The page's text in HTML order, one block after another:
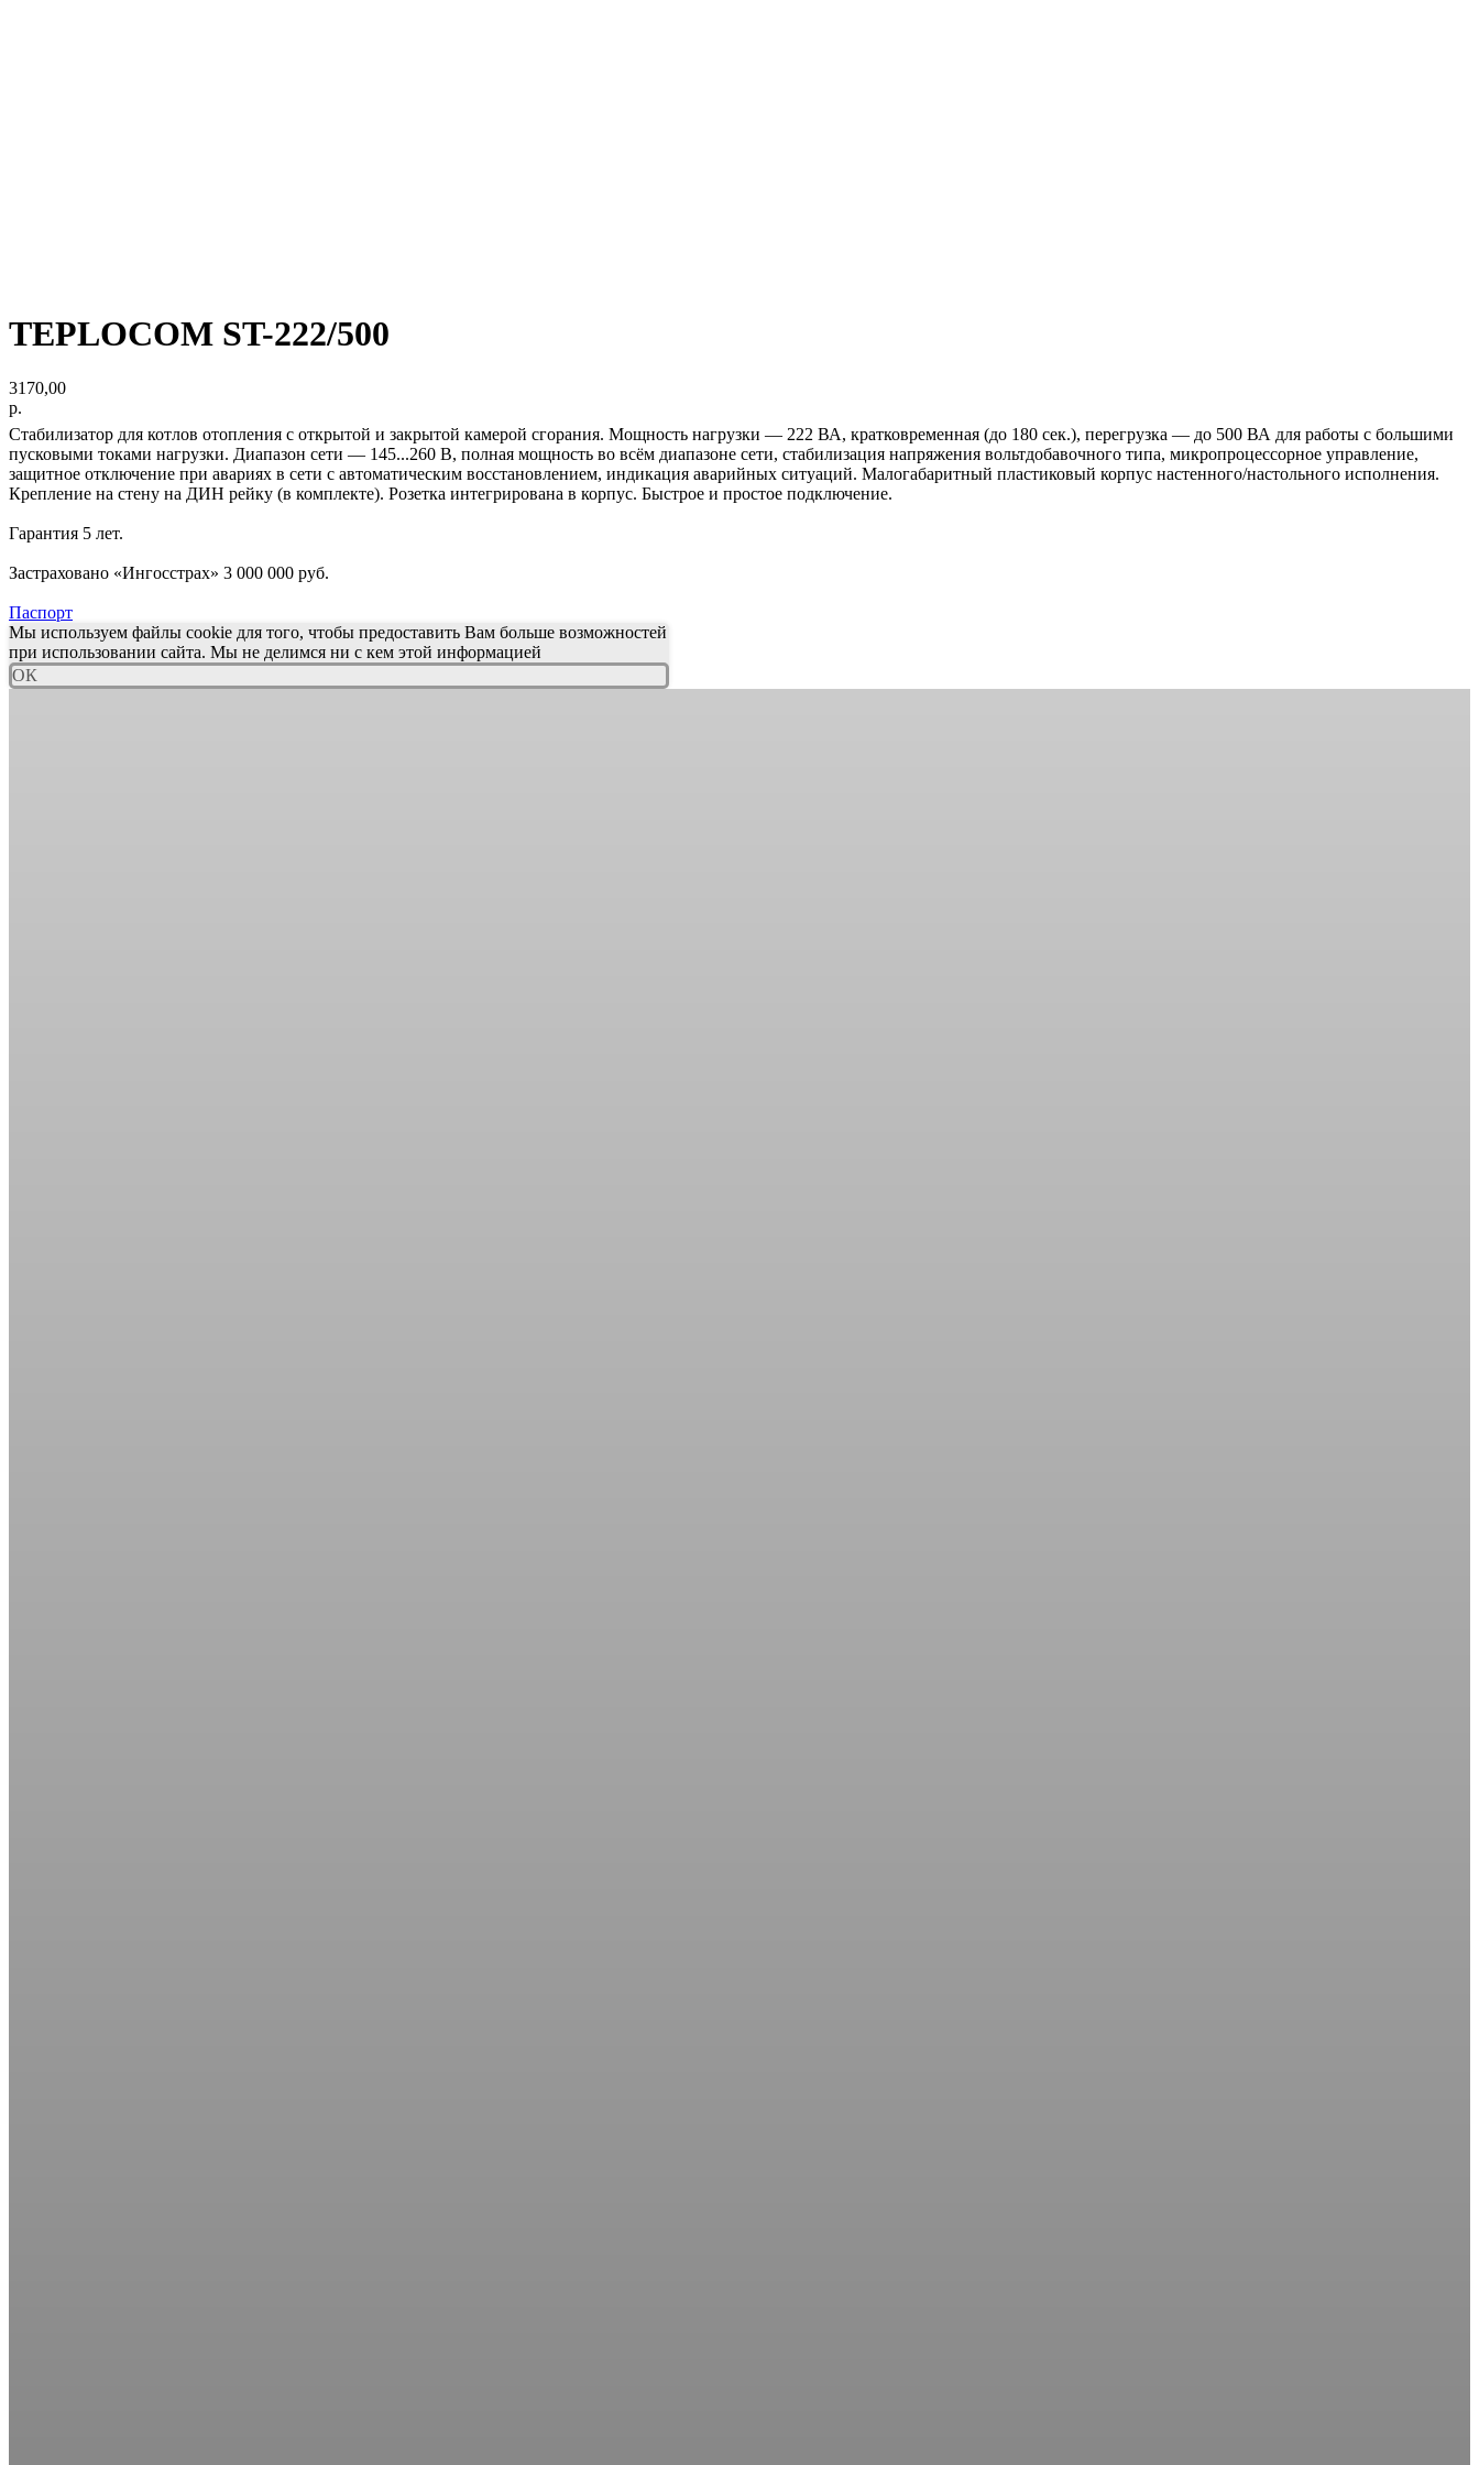
TEPLOCOM ST-222/500
3170,00
р.
Стабилизатор для котлов отопления с открытой и закрытой камерой сгорания. Мощность нагрузки — 222 ВА, кратковременная (до 180 сек.), перегрузка — до 500 ВА для работы с большими
пусковыми токами нагрузки. Диапазон сети — 145...260 В, полная мощность во всём диапазоне сети, стабилизация напряжения вольтдобавочного типа, микропроцессорное управление,
защитное отключение при авариях в сети с автоматическим восстановлением, индикация аварийных ситуаций. Малогабаритный пластиковый корпус настенного/настольного исполнения.
Крепление на стену на ДИН рейку (в комплекте). Розетка интегрирована в корпус. Быстрое и простое подключение.
Гарантия 5 лет.
Застраховано «Ингосстрах» 3 000 000 руб.
Паспорт
Мы используем файлы cookie для того, чтобы предоставить Вам больше возможностей
при использовании сайта. Мы не делимся ни с кем этой информацией
ОК